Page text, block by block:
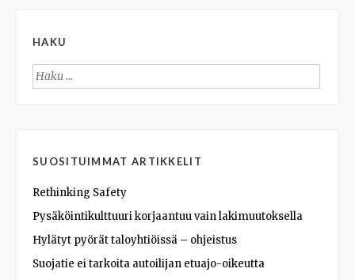
HAKU
Haku:
SUOSITUIMMAT ARTIKKELIT
Rethinking Safety
Pysäköintikulttuuri korjaantuu vain lakimuutoksella
Hylätyt pyörät taloyhtiöissä – ohjeistus
Suojatie ei tarkoita autoilijan etuajo-oikeutta